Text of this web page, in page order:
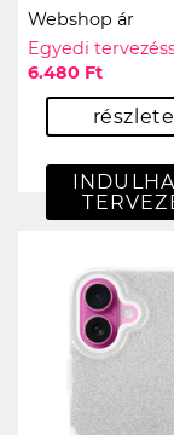
Webshop ár
Egyedi
6.480 Ft